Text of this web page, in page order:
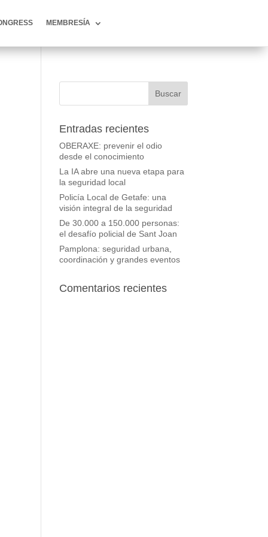
MEMBRESÍA
Entradas recientes
OBERAXE: prevenir el odio
desde el conocimiento
La IA abre una nueva etapa para
la seguridad local
Policía Local de Getafe: una
visión integral de la seguridad
De 30.000 a 150.000 personas:
el desafío policial de Sant Joan
Pamplona: seguridad urbana,
coordinación y grandes eventos
Comentarios recientes